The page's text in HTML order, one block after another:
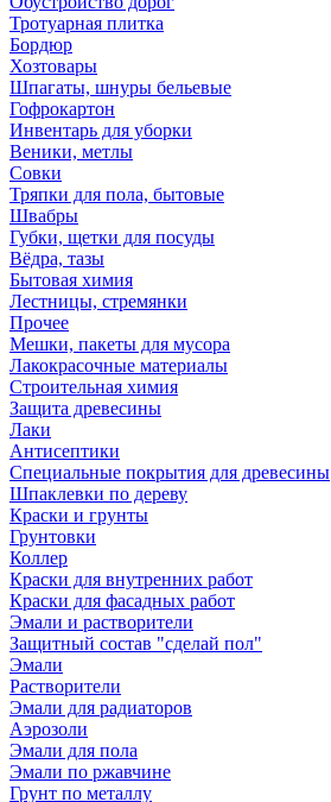
Тротуарная плитка
Бордюр
Хозтовары
Шпагаты, шнуры бельевые
Гофрокартон
Инвентарь для уборки
Веники, метлы
Совки
Тряпки для пола, бытовые
Швабры
Губки, щетки для посуды
Вёдра, тазы
Бытовая химия
Лестницы, стремянки
Прочее
Мешки, пакеты для мусора
Лакокрасочные материалы
Строительная химия
Защита древесины
Лаки
Антисептики
Специальные покрытия для древесины
Шпаклевки по дереву
Краски и грунты
Грунтовки
Коллер
Краски для внутренних работ
Краски для фасадных работ
Эмали и растворители
Защитный состав "сделай пол"
Эмали
Растворители
Эмали для радиаторов
Аэрозоли
Эмали для пола
Эмали по ржавчине
Грунт по металлу